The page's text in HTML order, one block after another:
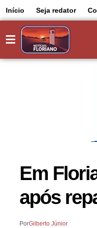
Início Seja redator
Em
após
PorGilberto Júnior